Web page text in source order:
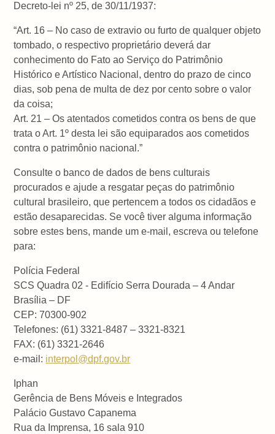
Decreto-lei nº 25, de 30/11/1937:
“Art. 16 – No caso de extravio ou furto de qualquer objeto
tombado, o respectivo proprietário deverá dar
conhecimento do Fato ao Serviço do Patrimônio
Histórico e Artístico Nacional, dentro do prazo de cinco
dias, sob pena de multa de dez por cento sobre o valor
da coisa;
Art. 21 – Os atentados cometidos contra os bens de que
trata o Art. 1º desta lei são equiparados aos cometidos
contra o patrimônio nacional.”
Consulte o banco de dados de bens culturais
procurados e ajude a resgatar peças do patrimônio
cultural brasileiro, que pertencem a todos os cidadãos e
estão desaparecidas. Se você tiver alguma informação
sobre estes bens, mande um e-mail, escreva ou telefone
para:
Polícia Federal
SCS Quadra 02 - Edifício Serra Dourada – 4 Andar
Brasília – DF
CEP: 70300-902
Telefones: (61) 3321-8487 – 3321-8321
FAX: (61) 3321-2646
e-mail: interpol@dpf.gov.br
Iphan
Gerência de Bens Móveis e Integrados
Palácio Gustavo Capanema
Rua da Imprensa, 16 sala 910